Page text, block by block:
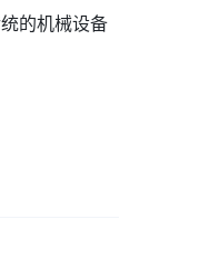
的机械设备